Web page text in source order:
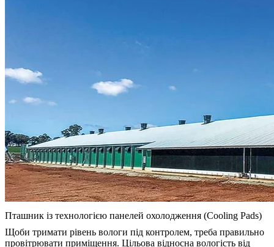
Пташник із технологією панелей охолодження (Cooling Pads)
Щоби тримати рівень вологи під контролем, треба правильно
провітрювати приміщення. Цільова відносна вологість від